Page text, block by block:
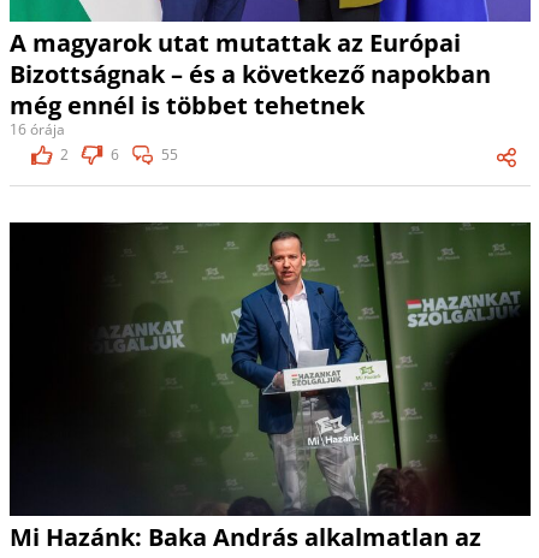
A magyarok utat mutattak az Európai
Bizottságnak – és a következő napokban
még ennél is többet tehetnek
16 órája
2
6 55
Mi Hazánk: Baka András alkalmatlan az